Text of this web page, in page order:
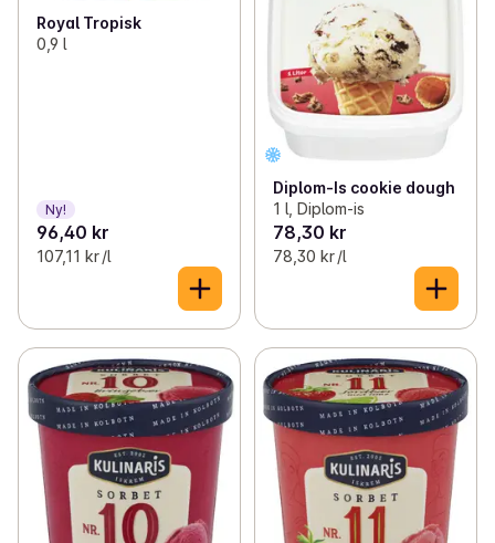
Royal Tropisk
0,9 l
Ny!
96,40 kr
107,11 kr /l
Diplom-Is cookie dough
1 l, Diplom-is
78,30 kr
78,30 kr /l